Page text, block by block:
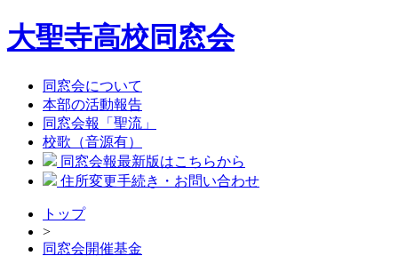
大聖寺高校同窓会
同窓会について
本部の活動報告
同窓会報「聖流」
校歌（音源有）
同窓会報最新版はこちらから
住所変更手続き・お問い合わせ
トップ
>
同窓会開催基金